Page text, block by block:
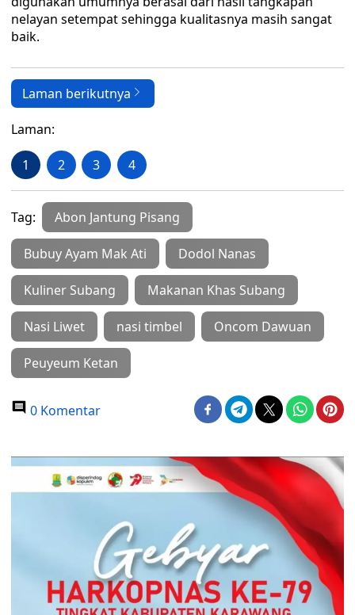
nelayan setempat sehingga kualitasnya masih sangat
baik.
Laman berikutnya
Laman:
1 2 3 4
Tag: Abon Jantung Pisang
Bubuy Ayam Mak Ati Dodol Nanas
Kuliner Subang Makanan Khas Subang
Nasi Liwet nasi timbel Oncom Dawuan
Peuyeum Ketan
0 Komentar